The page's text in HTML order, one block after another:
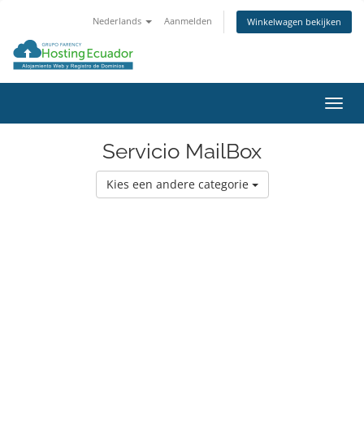
Nederlands Aanmelden Winkelwagen bekijken
in-/
Servicio MailBox
Kies een andere categorie